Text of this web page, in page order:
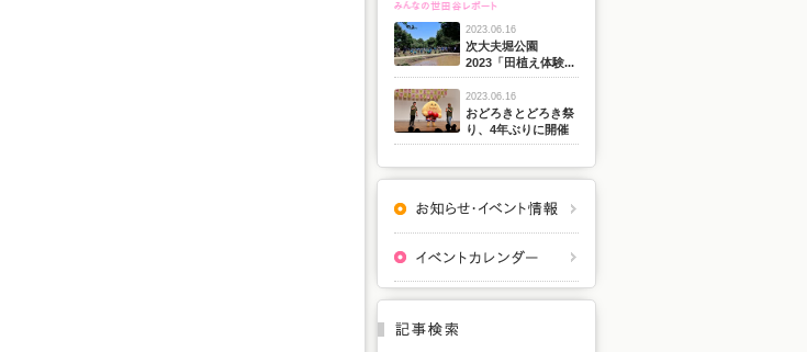
2023.06.16
次大夫堀公園
2023「田植え体験...
2023.06.16
おどろきとどろき祭
り、4年ぶりに開催